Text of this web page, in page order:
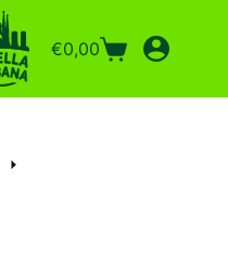
Carro
compra
€0,00